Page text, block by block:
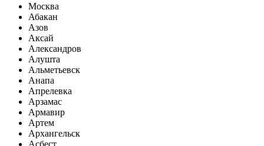
Москва
Абакан
Азов
Аксай
Александров
Алушта
Альметьевск
Анапа
Апрелевка
Арзамас
Армавир
Артем
Архангельск
Асбест